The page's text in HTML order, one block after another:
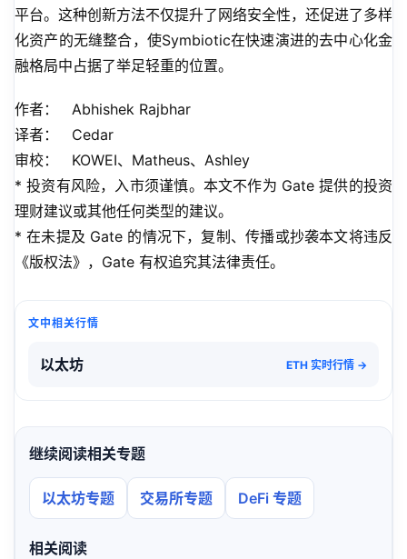
平台。这种创新方法不仅提升了网络安全性，还促进了多样
化资产的无缝整合，使Symbiotic在快速演进的去中心化金
融格局中占据了举足轻重的位置。
作者：   Abhishek Rajbhar
译者：   Cedar
审校：   KOWEI、Matheus、Ashley
* 投资有风险，入市须谨慎。本文不作为 Gate 提供的投资
理财建议或其他任何类型的建议。
* 在未提及 Gate 的情况下，复制、传播或抄袭本文将违反
《版权法》，Gate 有权追究其法律责任。
文中相关行情
以太坊 ETH 实时行情 →
继续阅读相关专题
以太坊专题 交易所专题 DeFi 专题
相关阅读